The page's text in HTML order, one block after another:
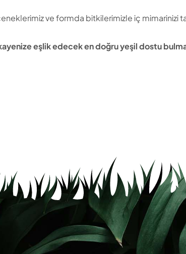
ve formda bitkilerimizle iç mimarinizi
eşlik edecek en doğru yeşil dostu